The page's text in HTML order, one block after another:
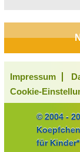
Impressum
Cookie-
© 2004 -
für Kinder*